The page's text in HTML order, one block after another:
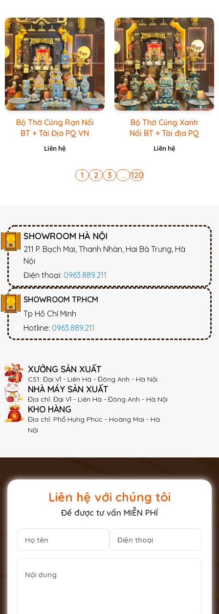
Bộ Thờ Cúng Rạn Nổi
BT + Tài Địa PQ VN
Vàng Caro
Liên hệ
Bộ Thờ Cúng Xanh
Nổi BT + Tài địa PQ
VN Xanh Lục
Liên hệ
1 2 3 ... 120
SHOWROOM HÀ NỘI
211 P. Bạch Mai, Thanh Nhàn, Hai Bà Trưng, Hà
Nội
Điện thoại: 0963.889.211
SHOWROOM TP.HCM
Tp Hồ Chí Minh
Hotline: 0963.889.211
XƯỞNG SẢN XUẤT
CS1: Đại Vĩ - Liên Hà - Đông Anh - Hà Nội
NHÀ MÁY SẢN XUẤT
Địa chỉ: Đại Vĩ - Liên Hà - Đông Anh - Hà Nội
KHO HÀNG
Địa chỉ: Phố Hưng Phúc - Hoàng Mai - Hà
Nội
Liên hệ với chúng tôi
Để được tư vấn MIỄN PHÍ